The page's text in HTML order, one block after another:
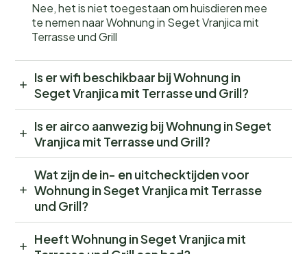
Nee, het is niet toegestaan om huisdieren mee
te nemen naar Wohnung in Seget Vranjica mit
Terrasse und Grill
Is er wifi beschikbaar bij Wohnung in
Seget Vranjica mit Terrasse und Grill?
Is er airco aanwezig bij Wohnung in Seget
Vranjica mit Terrasse und Grill?
Wat zijn de in- en uitchecktijden voor
Wohnung in Seget Vranjica mit Terrasse
und Grill?
Heeft Wohnung in Seget Vranjica mit